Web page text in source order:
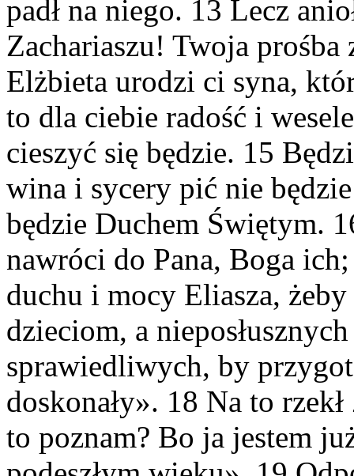
padł na niego. 13 Lecz
Zachariaszu! Twoja prośba
Elżbieta urodzi ci syna,
to dla ciebie radość i
cieszyć się będzie. 15
wina i sycery pić nie
będzie Duchem Świętym.
nawróci do Pana, Boga
duchu i mocy Eliasza,
dzieciom, a
sprawiedliwych, by
doskonały». 18 Na to
to poznam? Bo ja jestem